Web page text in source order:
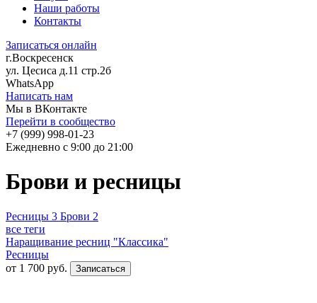
Наши работы
Контакты
Записаться онлайн
г.Воскресенск
ул. Цесиса д.11 стр.2б
WhatsApp
Написать нам
Мы в ВКонтакте
Перейти в сообщество
+7 (999) 998-01-23
Ежедневно с 9:00 до 21:00
Брови и ресницы
Ресницы 3 Брови 2
все теги
Наращивание ресниц "Классика"
Ресницы
от 1 700 руб.